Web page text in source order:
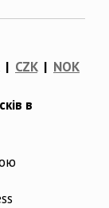
| CZK| NOK
в